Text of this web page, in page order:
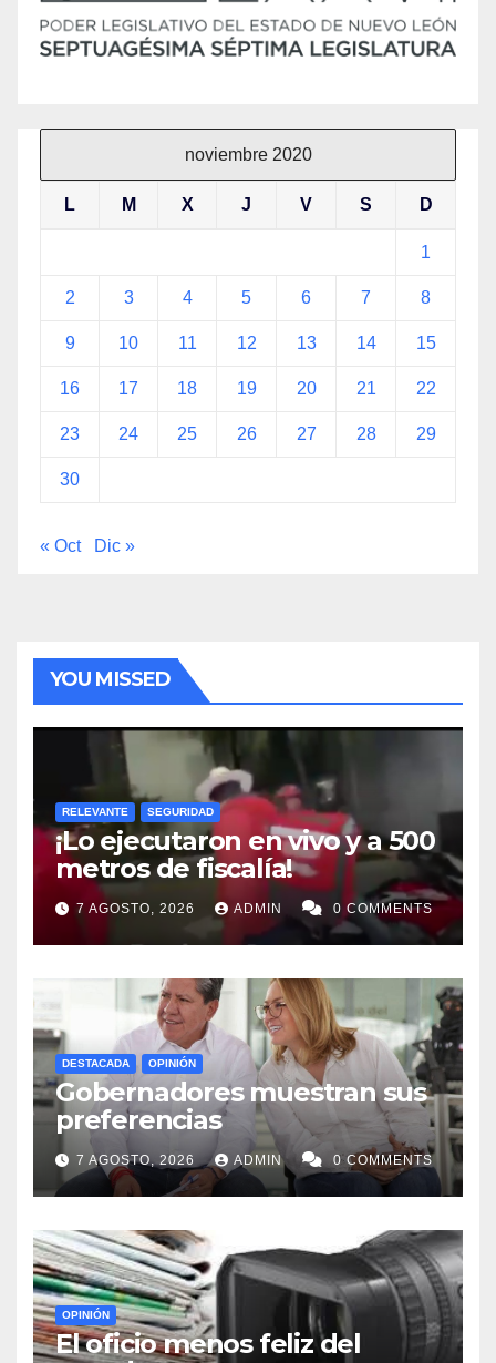
noviembre 2020
L M X J V S D
1
2 3 4 5 6 7 8
9 10 11 12 13 14 15
16 17 18 19 20 21 22
23 24 25 26 27 28 29
30
« Oct Dic »
YOU MISSED
RELEVANTE SEGURIDAD
¡Lo ejecutaron en vivo y a 500
metros de fiscalía!
7 AGOSTO, 2026 ADMIN 0 COMMENTS
DESTACADA OPINIÓN
Gobernadores muestran sus
preferencias
7 AGOSTO, 2026 ADMIN 0 COMMENTS
OPINIÓN
El oficio menos feliz del